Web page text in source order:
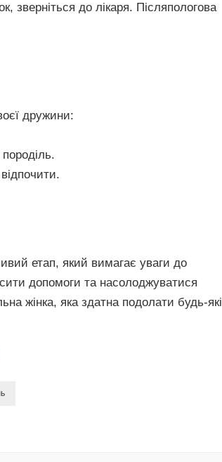
зверніться до лікаря. Післяпологова
дружини:
етап, який вимагає уваги до
допомоги та насолоджуватися
жінка, яка здатна подолати будь-які